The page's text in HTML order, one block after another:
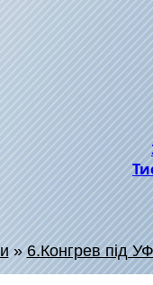
»6.Конгрев під